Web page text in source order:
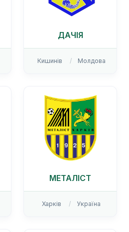
ДАЧІЯ
Кишинів Молдова
МЕТАЛІСТ
Харків Україна